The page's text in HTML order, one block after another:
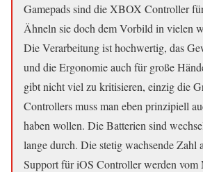
Gamepads sind die XBOX Controller
Ähneln sie doch dem Vorbild in vielen
Die Verarbeitung ist hochwertig, das
und die Ergonomie auch für große
gibt nicht viel zu kritisieren, einzig die
Controllers muss man eben prinzipiell
haben wollen. Die Batterien sind
lange durch. Die stetig wachsende Zahl
Support für iOS Controller werden